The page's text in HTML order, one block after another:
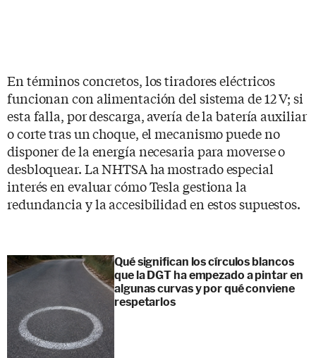
En términos concretos, los tiradores eléctricos
funcionan con alimentación del sistema de 12 V; si
esta falla, por descarga, avería de la batería auxiliar
o corte tras un choque, el mecanismo puede no
disponer de la energía necesaria para moverse o
desbloquear. La NHTSA ha mostrado especial
interés en evaluar cómo Tesla gestiona la
redundancia y la accesibilidad en estos supuestos.
Qué significan los círculos blancos
que la DGT ha empezado a pintar en
algunas curvas y por qué conviene
respetarlos